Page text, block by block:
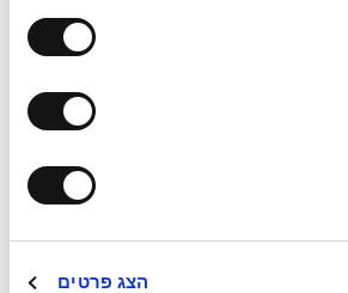
הצג פרטים
"שכיר" המאוגד כחברה בע"מ
(להלן "חברת שכירים") אשר